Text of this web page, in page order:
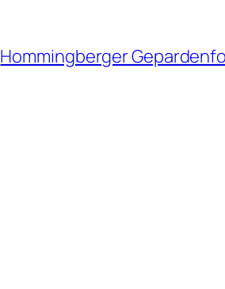
Hommingberger